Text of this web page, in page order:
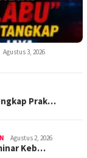
Agustus 3, 2026
Prak…
Agustus 2, 2026
Keb…